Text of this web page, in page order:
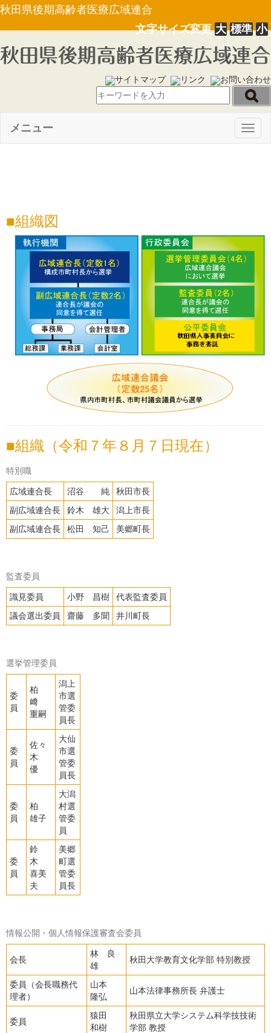
秋田県後期高齢者医療広域連合
文字サイズ変更大 標準 小
サイトマップ リンク お問い合わせ
メニュー
組織図
組織（令和７年８月７日現在）
特別職
広域連合長 沼谷 純
秋田市長
副広域連合長
鈴木 雄大
潟上市長
副広域連合長
松田 知己 美郷町長
監査委員
識見委員 小野 昌樹
代表監査委員
議会選出委員
齋藤 多聞 井川町長
選挙管理委員
委
員
柏
﨑
重嗣
潟上
市選
管委
員長
委
員
佐々
木
優
大仙
市選
管委
員長
委
員
柏
雄子
大潟
村選
管委
員
委
員
鈴
木
喜美
夫
美郷
町選
管委
員長
情報公開・個人情報保護審査会委員
会長
林 良
雄
秋田大学教育文化学部 特別教授
委員（会長職務代
理者）
山本
隆弘
山本法律事務所長 弁護士
委員
猿田
和樹
秋田県立大学システム科学技技術
学部 教授